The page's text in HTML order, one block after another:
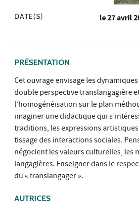
DATE(S) le27 avril
PRÉSENTATION
Cet ouvrage envisage les
double perspective translangagière
l’homogénéisation sur le plan
imaginer une didactique qui
traditions, les expressions
tissage des interactions sociales.
négocient les valeurs culturelles, les
langagières. Enseigner dans le
du « translangager ».
AUTRICES